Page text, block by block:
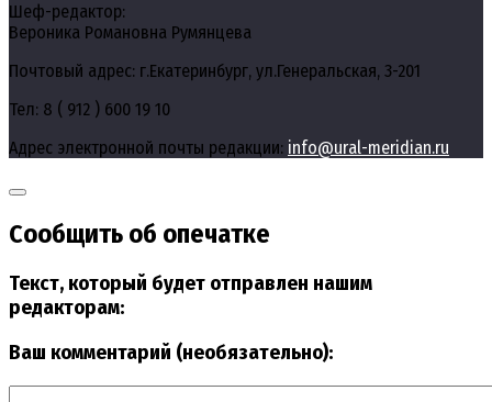
Шеф-редактор:
Вероника Романовна Румянцева
Почтовый адрес: г.Екатеринбург, ул.Генеральская, 3-201
Тел: 8 ( 912 ) 600 19 10
Адрес электронной почты редакции: info@ural-meridian.ru
Сообщить об опечатке
Текст, который будет отправлен нашим
редакторам:
Ваш комментарий (необязательно):